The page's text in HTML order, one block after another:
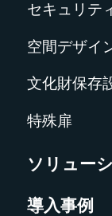
セキュリテ
空間デザイ
文化財保存
特殊扉
ソリュー
導入事例